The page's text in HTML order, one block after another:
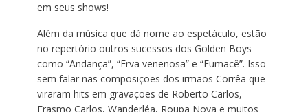
em seus shows!
Além da música que dá nome ao espetáculo, estão
no repertório outros sucessos dos Golden Boys
como “Andança”, “Erva venenosa” e “Fumacê”. Isso
sem falar nas composições dos irmãos Corrêa que
viraram hits em gravações de Roberto Carlos,
Erasmo Carlos, Wanderléa, Roupa Nova e muitos